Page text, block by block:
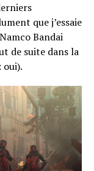
que j’essaie
Bandai
de suite dans la
oui).